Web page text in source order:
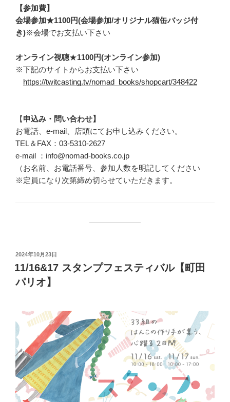
【参加費】
会場参加★1100円(会場参加/オリジナル猫缶バッジ付
き)※会場でお支払い下さい
オンライン視聴★1100円(オンライン参加)
※下記のサイトからお支払い下さい
https://twitcasting.tv/nomad_books/shopcart/348422
【申込み・問い合わせ】
お電話、e-mail、店頭にてお申し込みください。
TEL＆FAX：03-5310-2627
e-mail ：info@nomad-books.co.jp
（お名前、お電話番号、参加人数を明記してください
※定員になり次第締め切らせていただきます。
投
稿
日:
2024年10月23日
11/16&17 スタンプフェスティバル【町田
パリオ】